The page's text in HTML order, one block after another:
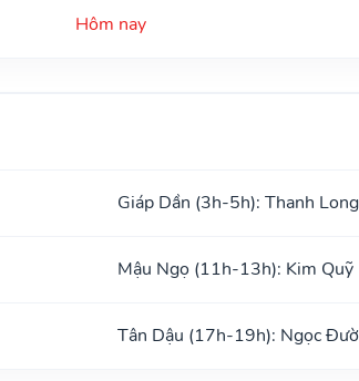
Hôm nay
Giáp Dần (3h-5h): Thanh Long
Mậu Ngọ (11h-13h): Kim Quỹ
Tân Dậu (17h-19h): Ngọc